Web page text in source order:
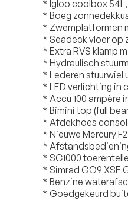
* Igloo coolbox
* Boeg
* Zwemplatformen
* Seadeck vloer op
* Extra RVS klamp
* Hydraulisch
* Lederen stuurwiel
* LED verlichting in
* Accu 100 ampère
* Bimini top (full
* Afdekhoes
* Nieuwe Mercury
*
* SC1000
* Simrad GO9 XSE
* Benzine
* Goedgekeurd